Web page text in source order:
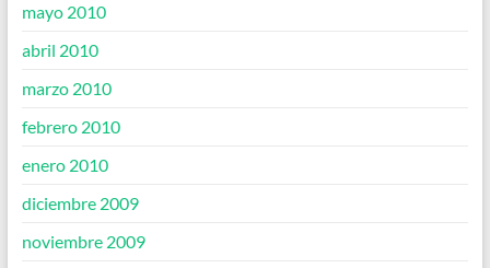
mayo 2010
abril 2010
marzo 2010
febrero 2010
enero 2010
diciembre 2009
noviembre 2009